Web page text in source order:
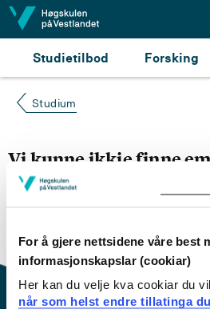
For å gjere nettsidene våre best
informasjonskapslar (cookiar)
Her kan du velje kva cookiar du
når som helst endre tillatinga
Hopp til innhald
Studietilbod Forsking
Studium
Vi kunne ikkje finne
søke opp emnet
engelsk emneplan ved å klikke